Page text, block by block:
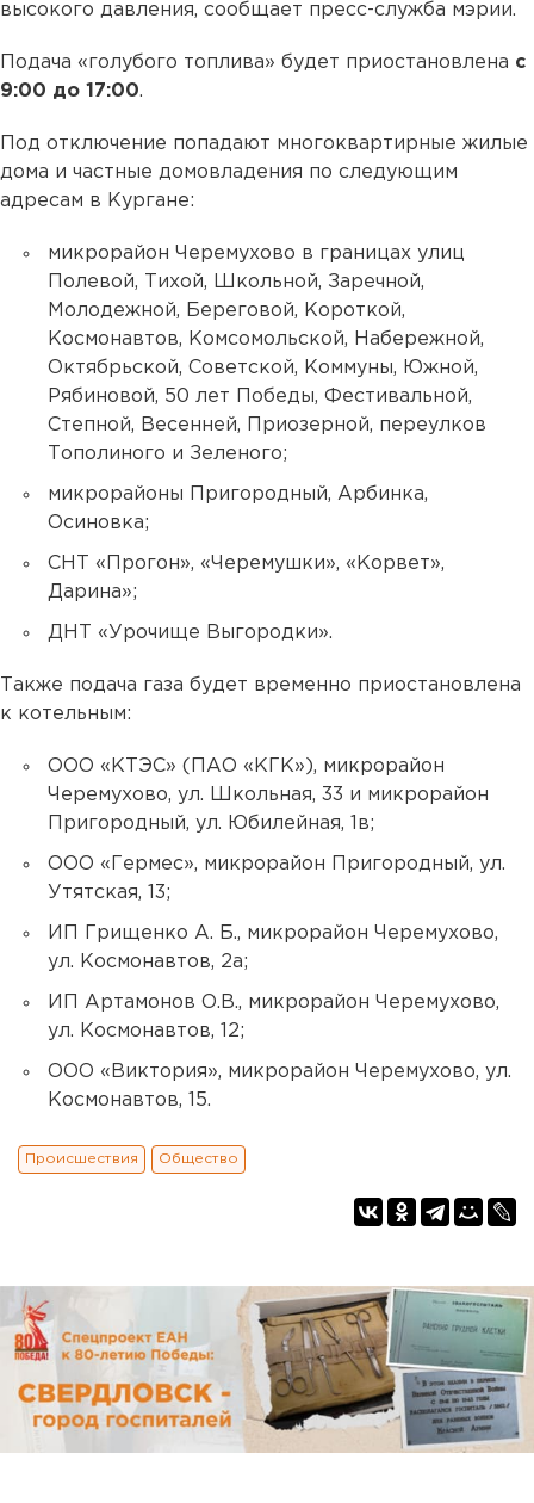
высокого давления, сообщает пресс-служба мэрии.
Подача «голубого топлива» будет приостановлена с
9:00 до 17:00.
Под отключение попадают многоквартирные жилые
дома и частные домовладения по следующим
адресам в Кургане:
микрорайон Черемухово в границах улиц
Полевой, Тихой, Школьной, Заречной,
Молодежной, Береговой, Короткой,
Космонавтов, Комсомольской, Набережной,
Октябрьской, Советской, Коммуны, Южной,
Рябиновой, 50 лет Победы, Фестивальной,
Степной, Весенней, Приозерной, переулков
Тополиного и Зеленого;
микрорайоны Пригородный, Арбинка,
Осиновка;
СНТ «Прогон», «Черемушки», «Корвет»,
Дарина»;
ДНТ «Урочище Выгородки».
Также подача газа будет временно приостановлена
к котельным:
ООО «КТЭС» (ПАО «КГК»), микрорайон
Черемухово, ул. Школьная, 33 и микрорайон
Пригородный, ул. Юбилейная, 1в;
ООО «Гермес», микрорайон Пригородный, ул.
Утятская, 13;
ИП Грищенко А. Б., микрорайон Черемухово,
ул. Космонавтов, 2а;
ИП Артамонов О.В., микрорайон Черемухово,
ул. Космонавтов, 12;
ООО «Виктория», микрорайон Черемухово, ул.
Космонавтов, 15.
Происшествия Общество